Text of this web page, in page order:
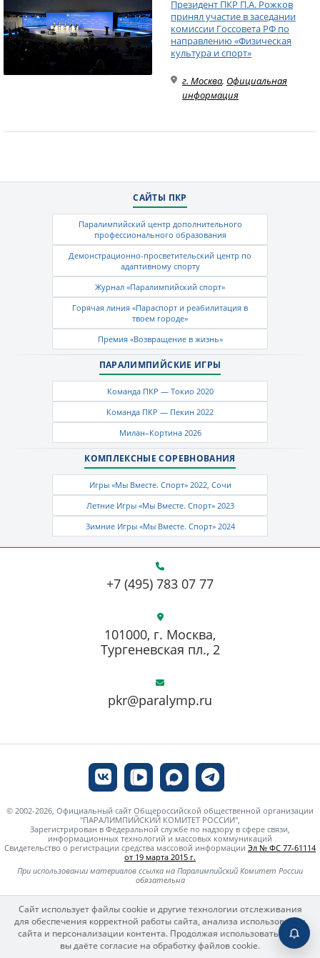
Президент ПКР П.А. Рожков
принял участие в заседании
комиссии Госсовета РФ по
направлению «Физическая
культура и спорт»
г. Москва, Официальная
информация
САЙТЫ ПКР
Паралимпийский центр дополнительного
профессионального образования
Демонстрационно-просветительский центр по
адаптивному спорту
Журнал «Паралимпийский спорт»
Горячая линия «Параспорт и реабилитация в
твоем городе»
Премия «Возвращение в жизнь»
ПАРАЛИМПИЙСКИЕ ИГРЫ
Команда ПКР — Токио 2020
Команда ПКР — Пекин 2022
Милан–Кортина 2026
КОМПЛЕКСНЫЕ СОРЕВНОВАНИЯ
Игры «Мы Вместе. Спорт» 2022, Сочи
Летние Игры «Мы Вместе. Спорт» 2023
Зимние Игры «Мы Вместе. Спорт» 2024
+7 (495) 783 07 77
pkr@paralymp.ru
101000, г. Москва,
Тургеневская пл., 2
© 2002-2026, Официальный сайт Общероссийской общественной организации
"ПАРАЛИМПИЙСКИЙ КОМИТЕТ РОССИИ",
Зарегистрирован в Федеральной службе по надзору в сфере связи,
информационных технологий и массовых коммуникаций
Свидетельство о регистрации средства массовой информации Эл № ФС 77-61114
от 19 марта 2015 г.
При использовании материалов ссылка на Паралимпийский Комитет России
обязательна
Сайт использует файлы cookie и другие технологии отслеживания
для обеспечения корректной работы сайта, анализа использования
сайта и персонализации контента. Продолжая использовать сайт,
вы даёте согласие на обработку файлов cookie.